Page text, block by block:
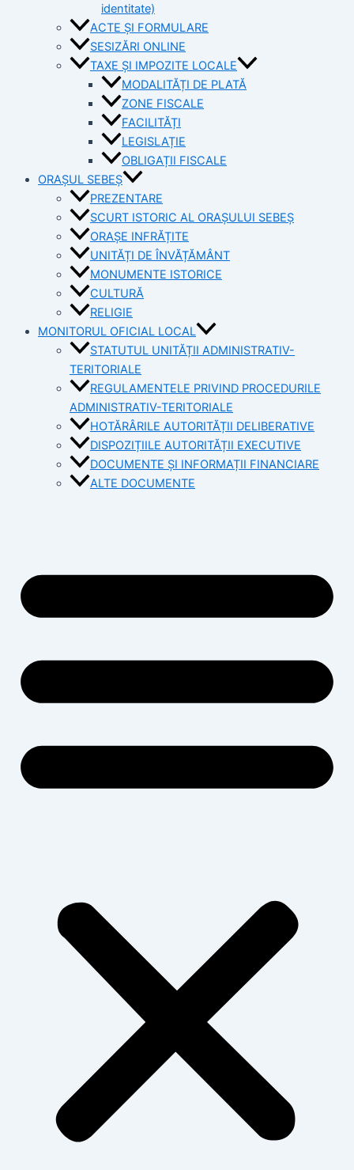
identitate)
ACTE ȘI FORMULARE
SESIZĂRI ONLINE
TAXE ȘI IMPOZITE LOCALE
MODALITĂȚI DE PLATĂ
ZONE FISCALE
FACILITĂȚI
LEGISLAȚIE
OBLIGAȚII FISCALE
ORAȘUL SEBEȘ
PREZENTARE
SCURT ISTORIC AL ORAȘULUI SEBEȘ
ORAȘE INFRĂȚITE
UNITĂȚI DE ÎNVĂȚĂMÂNT
MONUMENTE ISTORICE
CULTURĂ
RELIGIE
MONITORUL OFICIAL LOCAL
STATUTUL UNITĂȚII ADMINISTRATIV-
TERITORIALE
REGULAMENTELE PRIVIND PROCEDURILE
ADMINISTRATIV-TERITORIALE
HOTĂRÂRILE AUTORITĂȚII DELIBERATIVE
DISPOZIȚIILE AUTORITĂȚII EXECUTIVE
DOCUMENTE ȘI INFORMAȚII FINANCIARE
ALTE DOCUMENTE